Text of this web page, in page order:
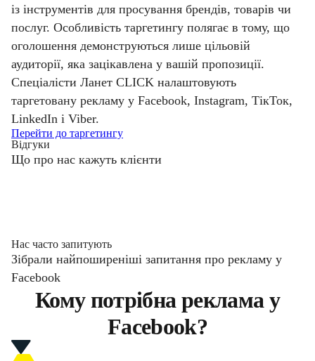
із інструментів для просування брендів, товарів чи
послуг. Особливість таргетингу полягає в тому, що
оголошення демонструються лише цільовій
аудиторії, яка зацікавлена у вашій пропозиції.
Спеціалісти Ланет CLICK налаштовують
таргетовану рекламу у Facebook, Instagram, ТікТок,
LinkedIn і Viber.
Перейти до таргетингу
Відгуки
Що про нас кажуть клієнти
Нас часто запитують
Зібрали найпоширеніші запитання про рекламу у
Facebook
Кому потрібна реклама у
Facebook?